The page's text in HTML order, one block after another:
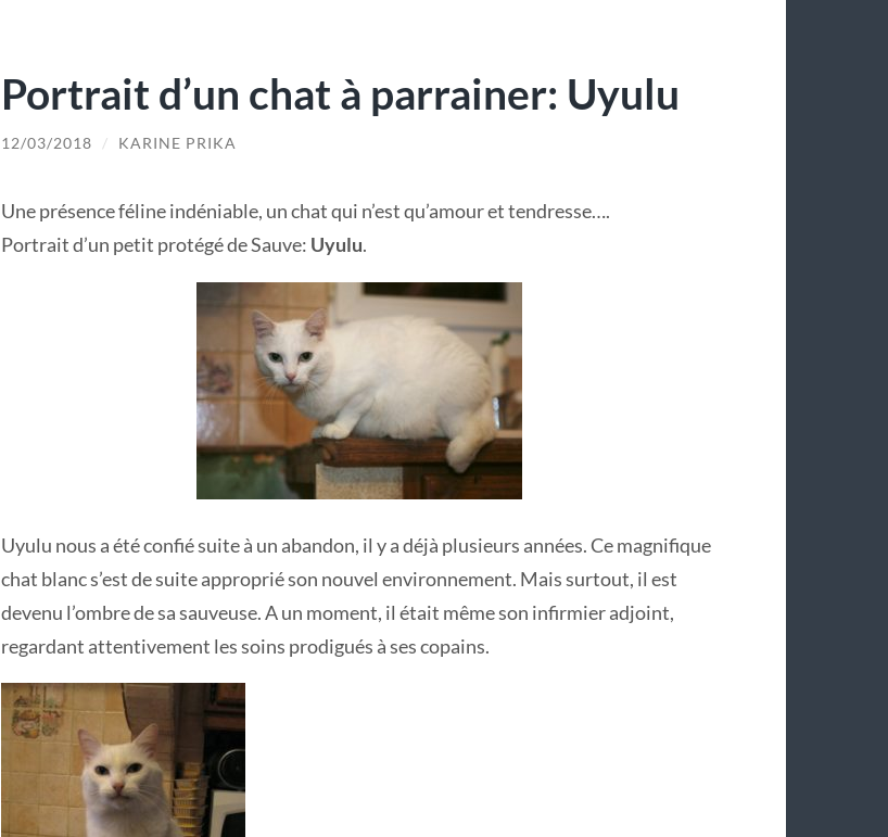
Portrait d’un chat à parrainer: Uyulu
12/03/2018 / KARINE PRIKA
Une présence féline indéniable, un chat qui n’est qu’amour et tendresse….
Portrait d’un petit protégé de Sauve: Uyulu.
Uyulu nous a été confié suite à un abandon, il y a déjà plusieurs années. Ce magnifique
chat blanc s’est de suite approprié son nouvel environnement. Mais surtout, il est
devenu l’ombre de sa sauveuse. A un moment, il était même son infirmier adjoint,
regardant attentivement les soins prodigués à ses copains.